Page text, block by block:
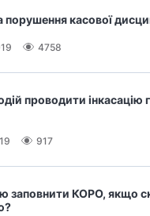
порушення касової
4758
проводити інкасацію
917
заповнити КОРО, якщо